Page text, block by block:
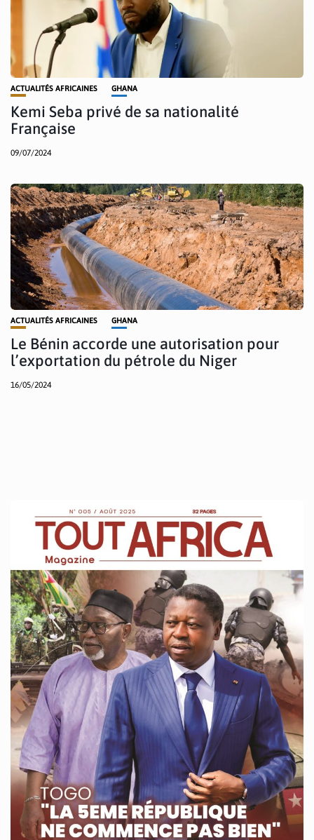
ACTUALITÉS AFRICAINES GHANA
Kemi Seba privé de sa nationalité
Française
09/07/2024
ACTUALITÉS AFRICAINES GHANA
Le Bénin accorde une autorisation pour
l’exportation du pétrole du Niger
16/05/2024